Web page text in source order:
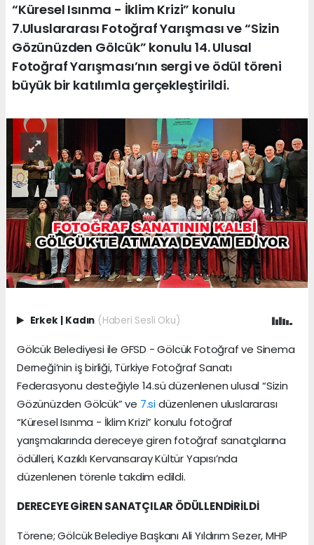
“Küresel Isınma - İklim Krizi” konulu
7.Uluslararası Fotoğraf Yarışması ve “Sizin
Gözünüzden Gölcük” konulu 14. Ulusal
Fotoğraf Yarışması’nın sergi ve ödül töreni
büyük bir katılımla gerçekleştirildi.
Erkek | Kadın (Haberi Sesli Oku)
Gölcük Belediyesi ile GFSD - Gölcük Fotoğraf ve Sinema
Derneği’nin iş birliği, Türkiye Fotoğraf Sanatı
Federasyonu desteğiyle 14.sü düzenlenen ulusal “Sizin
Gözünüzden Gölcük” ve 7.sidüzenlenen uluslararası
“Küresel Isınma - İklim Krizi” konulu fotoğraf
yarışmalarında dereceye giren fotoğraf sanatçılarına
ödülleri, Kazıklı Kervansaray Kültür Yapısı’nda
düzenlenen törenle takdim edildi.
DERECEYE GİREN SANATÇILAR ÖDÜLLENDİRİLDİ
Törene; Gölcük Belediye Başkanı Ali Yıldırım Sezer, MHP